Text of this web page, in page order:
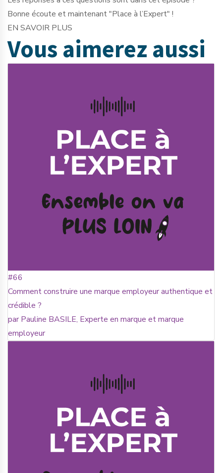
Bonne écoute et maintenant "Place à l’Expert" !
EN SAVOIR PLUS
Vous aimerez aussi
#66
Comment construire une marque employeur authentique et
crédible ?
par Pauline BASILE, Experte en marque et marque
employeur